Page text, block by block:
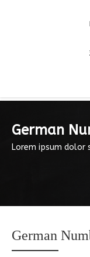
German
Lorem ipsum
German